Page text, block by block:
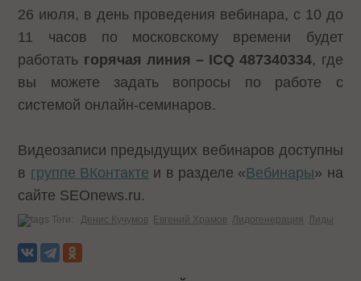
26 июля, в день проведения вебинара, с 10 до
11 часов по московскому времени будет
работать горячая линия – ICQ 487340334, где
вы можете задать вопросы по работе с
системой онлайн-семинаров.
Видеозаписи предыдущих вебинаров доступны
в группе ВКонтакте и в разделе «Вебинары» на
сайте SEOnews.ru.
Теги: Денис Кучумов Евгений Храмов Лидогенерация Лиды